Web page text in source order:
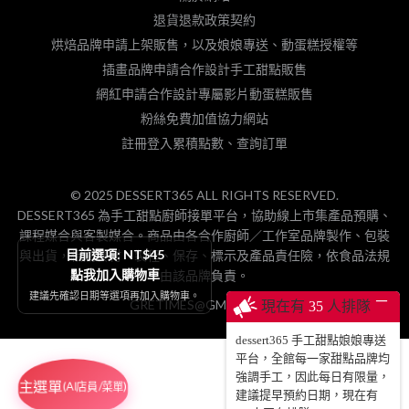
現在有 35 人排隊 ─
dessert365 手工甜點娘娘專送
平台，全館每一家甜點品牌均
強調手工，因此每日有限量，
建議提早預約日期，現在有
退貨退款政策契約
烘焙品牌申請上架販售，以及娘娘專送、動蛋糕授權等
插畫品牌申請合作設計手工甜點販售
網紅申請合作設計專屬影片動蛋糕販售
粉絲免費加值協力網站
註冊登入累積點數、查詢訂單
© 2025 DESSERT365 ALL RIGHTS RESERVED.
DESSERT365 為手工甜點廚師接單平台，協助線上市集產品預購、
課程媒合與客製媒合。商品由各合作廚師／工作室品牌製作、包裝
與出貨，相關食材、製程、保存、標示及產品責任險，依食品法規
由該品牌負責。
GRETIMES@GMAIL.COM
目前選項: NT$45
點我加入購物車
建議先確認日期等選項再加入購物車。
主選單(AI店員/菜單)